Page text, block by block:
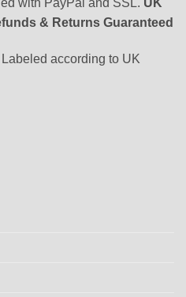
with PayPal and SSL. UK
& Returns Guaranteed
according to UK